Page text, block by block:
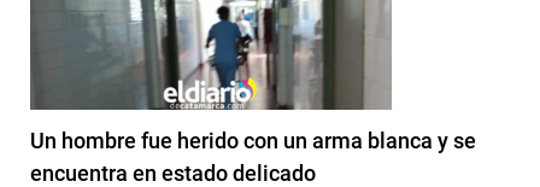
Un hombre fue herido con un arma blanca y se
encuentra en estado delicado